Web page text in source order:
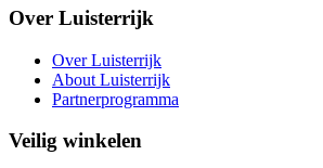
Over Luisterrijk
Over Luisterrijk
About Luisterrijk
Partnerprogramma
Veilig winkelen